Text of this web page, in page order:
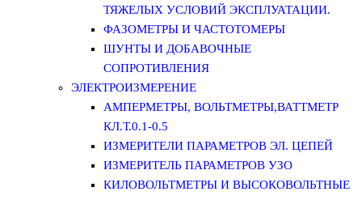
ТЯЖЕЛЫХ УСЛОВИЙ ЭКСПЛУАТАЦИИ.
ФАЗОМЕТРЫ И ЧАСТОТОМЕРЫ
ШУНТЫ И ДОБАВОЧНЫЕ
СОПРОТИВЛЕНИЯ
ЭЛЕКТРОИЗМЕРЕНИЕ
АМПЕРМЕТРЫ, ВОЛЬТМЕТРЫ,ВАТТМЕТР
КЛ.Т.0.1-0.5
ИЗМЕРИТЕЛИ ПАРАМЕТРОВ ЭЛ. ЦЕПЕЙ
ИЗМЕРИТЕЛЬ ПАРАМЕТРОВ УЗО
КИЛОВОЛЬТМЕТРЫ И ВЫСОКОВОЛЬТНЫЕ